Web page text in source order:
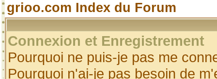
grioo.com Index du Forum
Connexion et Enregistrement
Pourquoi ne puis-je pas me
Pourquoi n'ai-je pas besoin de